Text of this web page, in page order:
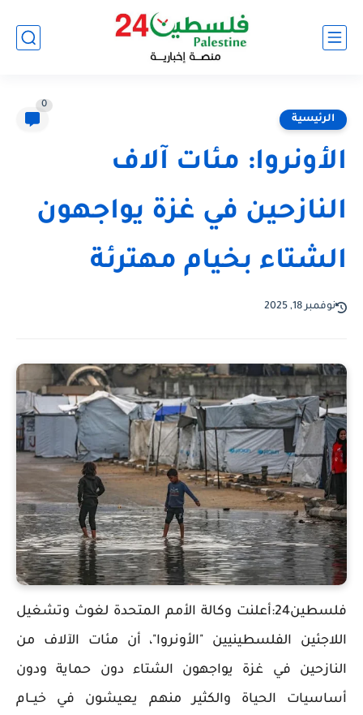
الرئيسية
0
الأونروا: مئات آلاف
النازحين في غزة يواجهون
الشتاء بخيام مهترئة
نوفمبر 18, 2025
فلسطين24:أعلنت وكالة الأمم المتحدة لغوث وتشغيل
اللاجئين الفلسطينيين "الأونروا"، أن مئات الآلاف من
النازحين في غزة يواجهون الشتاء دون حماية ودون
أساسيات الحياة والكثير منهم يعيشون في خيــام